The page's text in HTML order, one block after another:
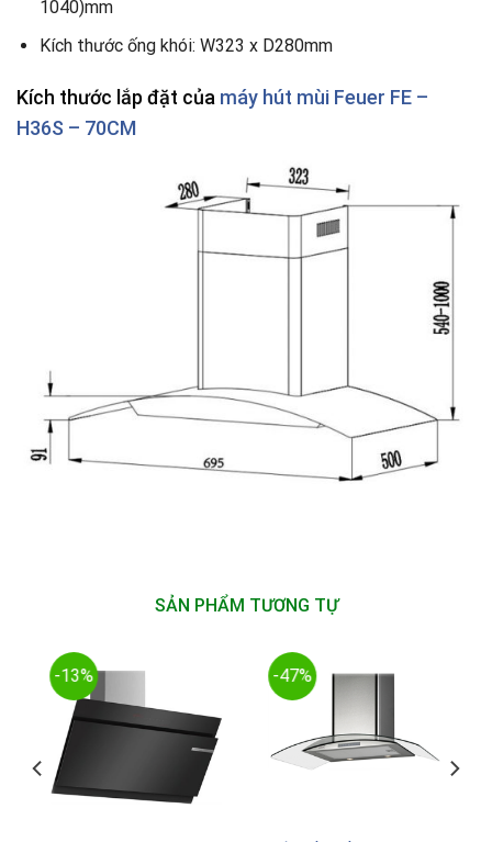
1040)mm
Kích thước ống khói: W323 x D280mm
Kích thước lắp đặt của máy hút mùi Feuer FE –
H36S – 70CM
SẢN PHẨM TƯƠNG TỰ
-13% -47%